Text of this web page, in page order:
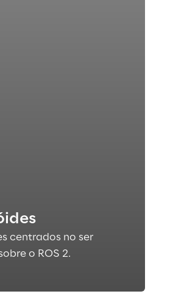
centrados no ser
o ROS 2.